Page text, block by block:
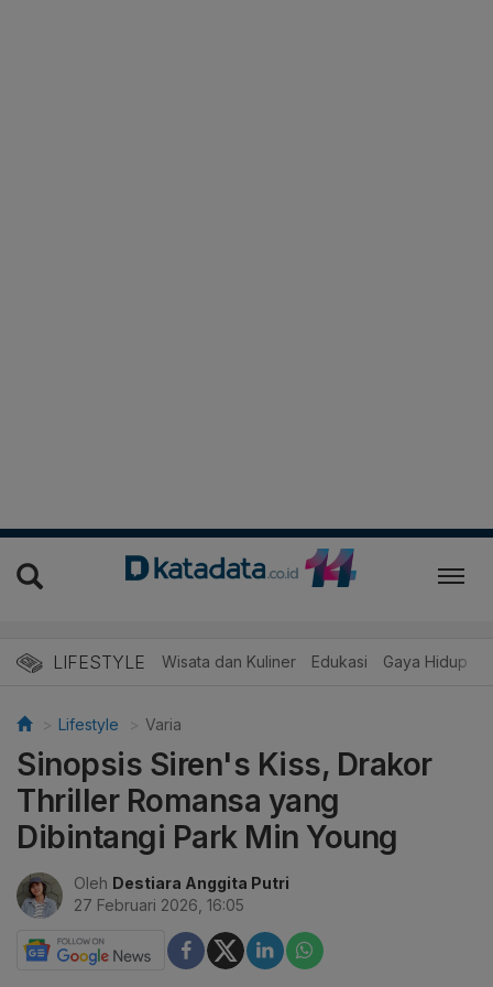
LIFESTYLE Wisata dan Kuliner Edukasi Gaya Hidup
Lifestyle Varia
Sinopsis Siren's Kiss, Drakor
Thriller Romansa yang
Dibintangi Park Min Young
Oleh Destiara Anggita Putri
27 Februari 2026, 16:05